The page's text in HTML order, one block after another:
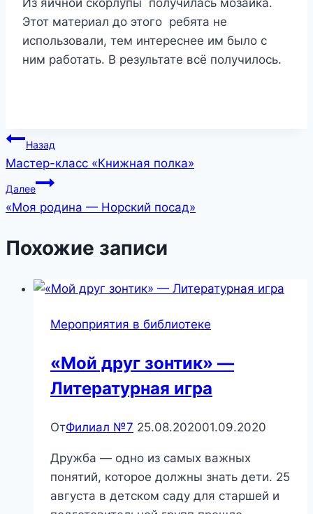
Из яичной скорлупы получилась мозаика.
Этот материал до этого ребята не
использовали, тем интереснее им было с
ним работать. В результате всё получилось.
Навигация
по
записям
Назад
Мастер-класс «Книжная полка»
Далее
«Моя родина — Норский посад»
Похожие записи
Мероприятия в библиотеке
«Мой друг зонтик» —
Литературная игра
ОтФилиал №7 25.08.202001.09.2020
Дружба — одно из самых важных
понятий, которое должны знать дети. 25
августа в детском саду для старшей и